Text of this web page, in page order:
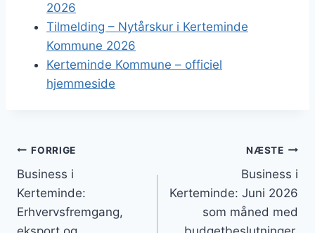
2026
Tilmelding – Nytårskur i Kerteminde
Kommune 2026
Kerteminde Kommune – officiel
hjemmeside
Indlægsnavigation
FORRIGE
Business i
Kerteminde:
Erhvervsfremgang,
NÆSTE
Business i
Kerteminde: Juni 2026
som måned med